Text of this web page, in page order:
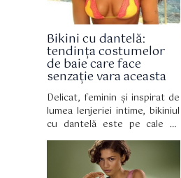
Bikini cu dantelă:
tendința costumelor
de baie care face
senzație vara aceasta
Delicat, feminin și inspirat de
lumea lenjeriei intime, bikiniul
cu dantelă este pe cale să
devină piesa vestimentară
obligatorie a verii 2026,
reinventând costumul de baie